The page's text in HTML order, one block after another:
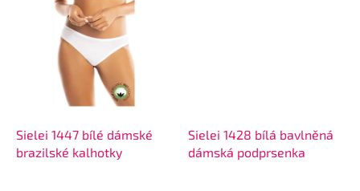
Sielei 1447 bílé dámské
brazilské kalhotky
Sielei 1428 bílá bavlněná
dámská podprsenka